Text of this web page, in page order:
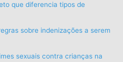
que diferencia tipos de
sobre indenizações a serem
sexuais contra crianças na